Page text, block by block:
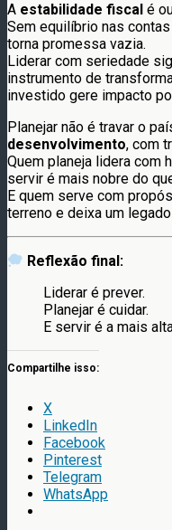
A estabilidade fiscal é
Sem equilíbrio nas
torna promessa vazia.
Liderar com seriedade
instrumento de
investido gere impacto
Planejar não é travar o
desenvolvimento, com
Quem planeja lidera com
servir é mais nobre do
E quem serve com
terreno e deixa um
Reflexão final:
Liderar é prever.
Planejar é cuidar.
E servir é a mais
Compartilhe isso:
X
LinkedIn
Facebook
Pinterest
Telegram
WhatsApp